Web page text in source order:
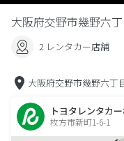
大阪府交野市幾野六
2 レンタカー店舗
大阪府交野市幾野六丁
トヨタレンタカ
枚方市新町1-6-1